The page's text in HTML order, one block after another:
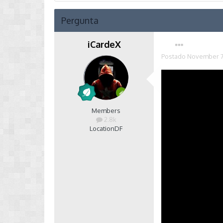
Pergunta
iCardeX
Members
2.8k
LocationDF
Postado November